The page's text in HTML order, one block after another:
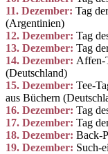
11. Dezember: Tag
(Argentinien)
12. Dezember: Tag
13. Dezember: Tag
14. Dezember: Affen-
(Deutschland)
15. Dezember: Tee-
aus Büchern
16. Dezember: Tag
17. Dezember: Tag
18. Dezember: Back-
19. Dezember: Such-